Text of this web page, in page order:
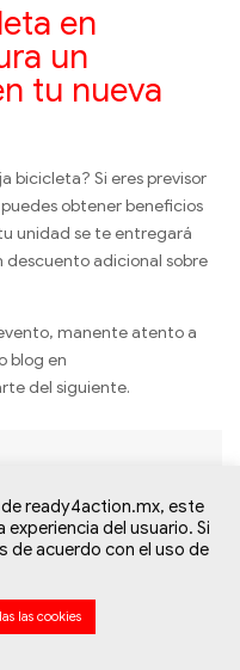
en
un
tu nueva
bicicleta? Si eres previsor
obtener beneficios
unidad se te entregará
descuento adicional sobre
manente atento a
blog en
del siguiente.
para participar en
al tipo de cambio
de gastos
ready4action.mx, este
del usuario. Si
de acuerdo con el uso de
las cookies
ayuda?